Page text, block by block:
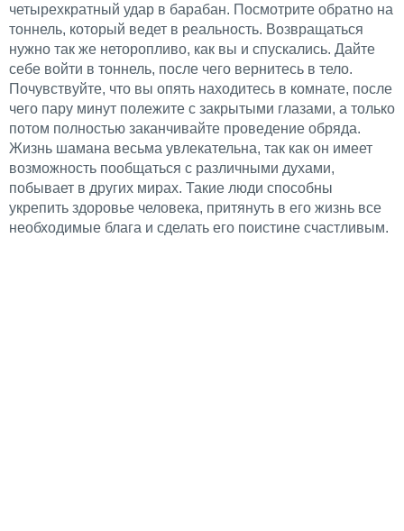
четырехкратный удар в барабан. Посмотрите обратно на
тоннель, который ведет в реальность. Возвращаться
нужно так же неторопливо, как вы и спускались. Дайте
себе войти в тоннель, после чего вернитесь в тело.
Почувствуйте, что вы опять находитесь в комнате, после
чего пару минут полежите с закрытыми глазами, а только
потом полностью заканчивайте проведение обряда.
Жизнь шамана весьма увлекательна, так как он имеет
возможность пообщаться с различными духами,
побывает в других мирах. Такие люди способны
укрепить здоровье человека, притянуть в его жизнь все
необходимые блага и сделать его поистине счастливым.